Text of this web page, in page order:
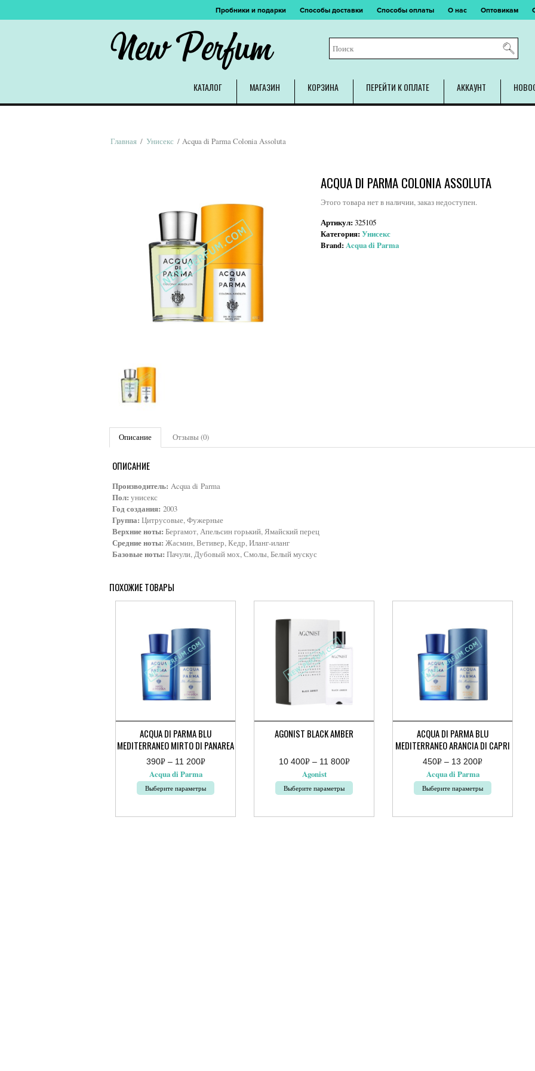
Пробники и подарки Способы доставки Способы оплаты О нас Оптовикам
New Perfum
КАТАЛОГ МАГАЗИН КОРЗИНА ПЕРЕЙТИ К ОПЛАТЕ АККАУНТ
Главная / Унисекс / Acqua di Parma Colonia Assoluta
ACQUA DI PARMA COLONIA ASSOLUTA
Этого товара нет в наличии, заказ недоступен.
Артикул:325105
Категория:Унисекс
Brand:Acqua di Parma
Описание Отзывы (0)
ОПИСАНИЕ
Производитель: Acqua di Parma
Пол: унисекс
Год создания: 2003
Группа: Цитрусовые, Фужерные
Верхние ноты: Бергамот, Апельсин горький, Ямайский перец
Средние ноты: Жасмин, Ветивер, Кедр, Иланг-иланг
Базовые ноты: Пачули, Дубовый мох, Смолы, Белый мускус
ПОХОЖИЕ ТОВАРЫ
ACQUA DI PARMA BLU
MEDITERRANEO MIRTO DI PANAREA
390Р – 11 200Р
390руб.
Acqua di Parma
Выберите параметры
товар
AGONIST BLACK AMBER
10 400Р
УБ.
– 11 800Р
400руб.
800руб.
Agonist
Выберите параметры
товар
ACQUA DI PARMA BLU
MEDITERRANEO ARANCIA DI CAPRI
450Р – 13 200Р
450руб.
Acqua di Parma
Выберите параметры
товар